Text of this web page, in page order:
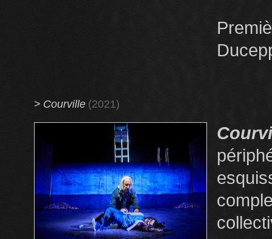
> Courville (2021)